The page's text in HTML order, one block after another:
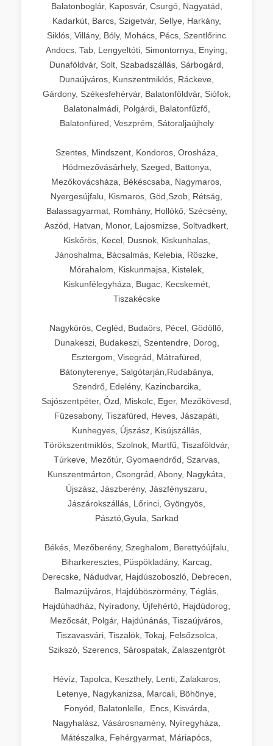
Balatonboglár, Kaposvár, Csurgó, Nagyatád,
Kadarkút, Barcs, Szigetvár, Sellye, Harkány,
Siklós, Villány, Bóly, Mohács, Pécs, Szentlőrinc
Andocs, Tab, Lengyeltóti, Simontornya, Enying,
Dunaföldvár, Solt, Szabadszállás, Sárbogárd,
Dunaújváros, Kunszentmiklós, Ráckeve,
Gárdony, Székesfehérvár, Balatonföldvár, Siófok,
Balatonalmádi, Polgárdi, Balatonfűzfő,
Balatonfüred, Veszprém, Sátoraljaújhely
Szentes, Mindszent, Kondoros, Orosháza,
Hódmezővásárhely, Szeged, Battonya,
Mezőkovácsháza, Békéscsaba, Nagymaros,
Nyergesújfalu, Kismaros, Göd,Szob, Rétság,
Balassagyarmat, Romhány, Hollókő, Szécsény,
Aszód, Hatvan, Monor, Lajosmizse, Soltvadkert,
Kiskőrös, Kecel, Dusnok, Kiskunhalas,
Jánoshalma, Bácsalmás, Kelebia, Röszke,
Mórahalom, Kiskunmajsa, Kistelek,
Kiskunfélegyháza, Bugac, Kecskemét,
Tiszakécske
Nagykörös, Cegléd, Budaörs, Pécel, Gödöllő,
Dunakeszi, Budakeszi, Szentendre, Dorog,
Esztergom, Visegrád, Mátrafüred,
Bátonyterenye, Salgótarján,Rudabánya,
Szendrő, Edelény, Kazincbarcika,
Sajószentpéter, Ózd, Miskolc, Eger, Mezőkövesd,
Füzesabony, Tiszafüred, Heves, Jászapáti,
Kunhegyes, Újszász, Kisújszállás,
Törökszentmiklós, Szolnok, Martfű, Tiszaföldvár,
Túrkeve, Mezőtúr, Gyomaendrőd, Szarvas,
Kunszentmárton, Csongrád, Abony, Nagykáta,
Újszász, Jászberény, Jászfényszaru,
Jászárokszállás, Lőrinci, Gyöngyös,
Pásztó,Gyula, Sarkad
Békés, Mezőberény, Szeghalom, Berettyóújfalu,
Biharkeresztes, Püspökladány, Karcag,
Derecske, Nádudvar, Hajdúszoboszló, Debrecen,
Balmazújváros, Hajdúböszörmény, Téglás,
Hajdúhadház, Nyíradony, Újfehértó, Hajdúdorog,
Mezőcsát, Polgár, Hajdúnánás, Tiszaújváros,
Tiszavasvári, Tiszalök, Tokaj, Felsőzsolca,
Szikszó, Szerencs, Sárospatak, Zalaszentgrót
Hévíz, Tapolca, Keszthely, Lenti, Zalakaros,
Letenye, Nagykanizsa, Marcali, Böhönye,
Fonyód, Balatonlelle, Encs, Kisvárda,
Nagyhalász, Vásárosnamény, Nyíregyháza,
Mátészalka, Fehérgyarmat, Máriapócs,